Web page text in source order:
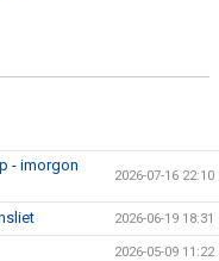
- imorgon
2026-07-16 22:10
2026-06-19 18:31
2026-05-09 11:22